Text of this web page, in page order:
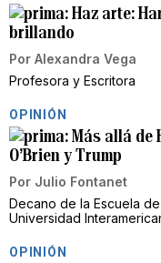
Haz arte:
brillando
Por Alexandra Vega
Profesora y Escritora
OPINIÓN
Más allá de
O’Brien y Trump
Por Julio Fontanet
Decano de la Escuela
Universidad
OPINIÓN